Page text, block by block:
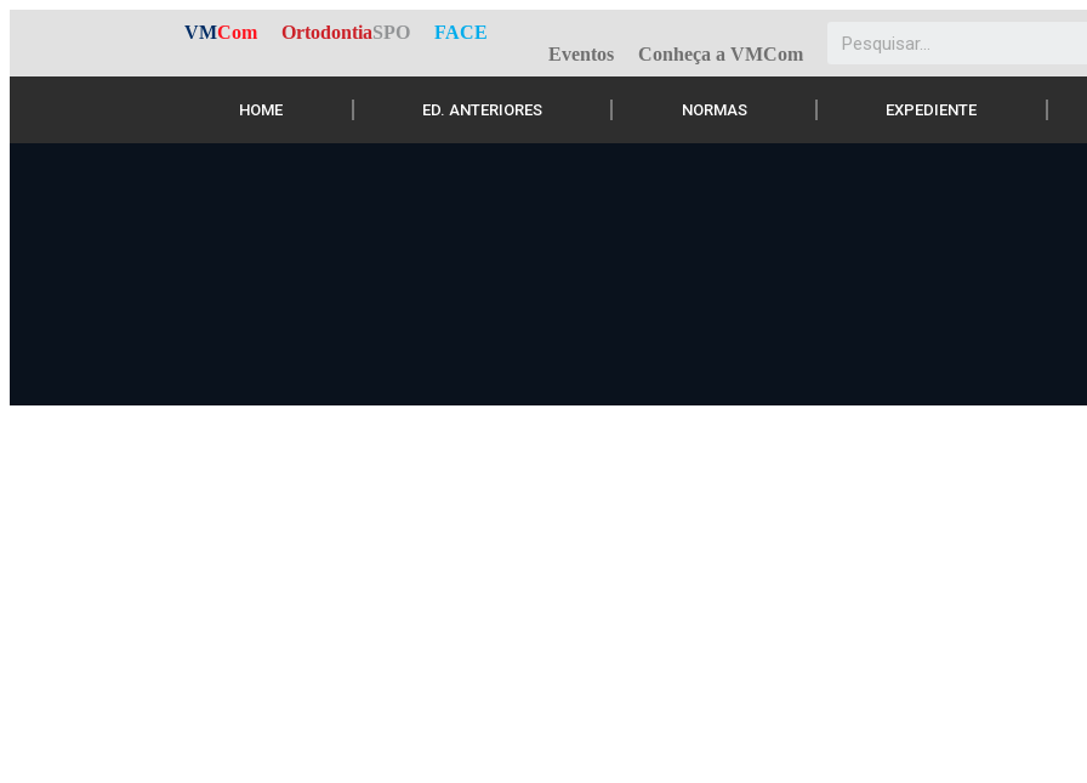
VMCom OrtodontiaSPO
FACE
Eventos
Conheça a VMCom
HOME ED. ANTERIORES NORMAS EXPEDIENTE